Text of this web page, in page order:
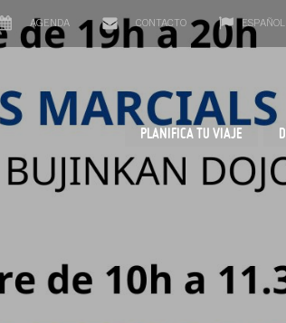
AGENDA CONTACTO ESPAÑOL
PLANIFICA TU VIAJE